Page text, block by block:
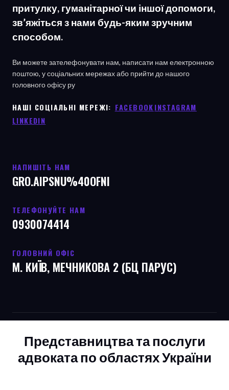
притулку, гуманітарної чи іншої допомоги,
зв’яжіться з нами будь-яким зручним
способом.
Ви можете зателефонувати нам, написати нам електронною
поштою, у соціальних мережах або прийти до нашого
головного офісу ру
НАШІ СОЦІАЛЬНІ МЕРЕЖІ: ㅤ FACEBOOKINSTAGRAM
LINKEDIN
НАПИШІТЬ НАМ
GRO.AIPSNU%40OFNI
ТЕЛЕФОНУЙТЕ НАМ
0930074414
ГОЛОВНИЙ ОФІС
М. КИЇВ, МЕЧНИКОВА 2 (БЦ ПАРУС)
Представництва та послуги
адвоката по областях України